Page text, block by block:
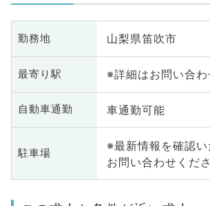
勤務地 山梨県笛吹市
最寄り駅 ※詳細はお問い合
自動車通勤 車通勤可能
駐車場
※最新情報を確認
お問い合わせくだ